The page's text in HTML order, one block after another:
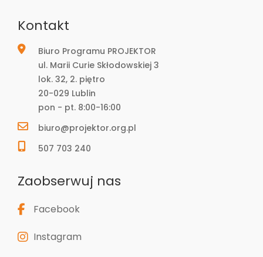
Kontakt
Biuro Programu PROJEKTOR
ul. Marii Curie Skłodowskiej 3
lok. 32, 2. piętro
20-029 Lublin
pon - pt. 8:00-16:00
biuro@projektor.org.pl
507 703 240
Zaobserwuj nas
Facebook
Instagram